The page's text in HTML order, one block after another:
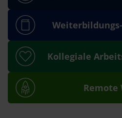
Kollegiale
Remote